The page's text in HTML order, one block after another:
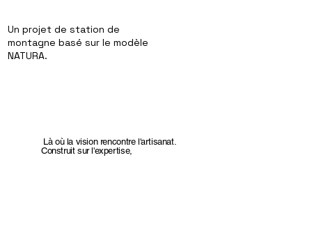
Un projet de station de
montagne basé sur le modèle
NATURA.
Là où la vision rencontre l'artisanat.
Construit sur l'expertise,